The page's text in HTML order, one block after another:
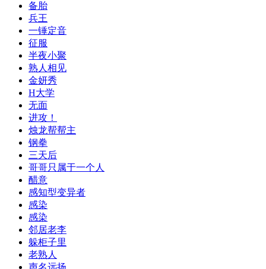
备胎
兵王
一锤定音
征服
半夜小聚
熟人相见
金妍秀
H大学
无面
进攻！
烛龙帮帮主
钢拳
三天后
哥哥只属于一个人
醋意
感知型变异者
感染
感染
邻居老李
躲柜子里
老熟人